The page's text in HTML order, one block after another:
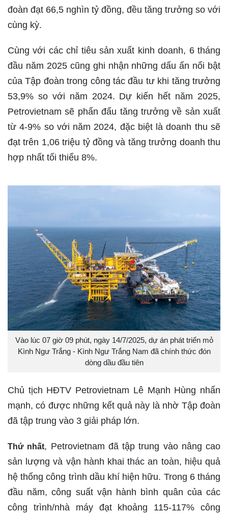
đoàn đạt 66,5 nghìn tỷ đồng, đều tăng trưởng so với
cùng kỳ.
Cùng với các chỉ tiêu sản xuất kinh doanh, 6 tháng
đầu năm 2025 cũng ghi nhận những dấu ấn nổi bật
của Tập đoàn trong công tác đầu tư khi tăng trưởng
53,9% so với năm 2024. Dự kiến hết năm 2025,
Petrovietnam sẽ phấn đấu tăng trưởng về sản xuất
từ 4-9% so với năm 2024, đặc biệt là doanh thu sẽ
đạt trên 1,06 triệu tỷ đồng và tăng trưởng doanh thu
hợp nhất tối thiểu 8%.
Vào lúc 07 giờ 09 phút, ngày 14/7/2025, dự án phát triển mỏ
Kình Ngư Trắng - Kình Ngư Trắng Nam đã chính thức đón
dòng dầu đầu tiên
Chủ tịch HĐTV Petrovietnam Lê Mạnh Hùng nhấn
mạnh, có được những kết quả này là nhờ Tập đoàn
đã tập trung vào 3 giải pháp lớn.
Thứ nhất, Petrovietnam đã tập trung vào nâng cao
sản lượng và vận hành khai thác an toàn, hiệu quả
hệ thống công trình dầu khí hiện hữu. Trong 6 tháng
đầu năm, công suất vận hành bình quân của các
công trình/nhà máy đạt khoảng 115-117% công